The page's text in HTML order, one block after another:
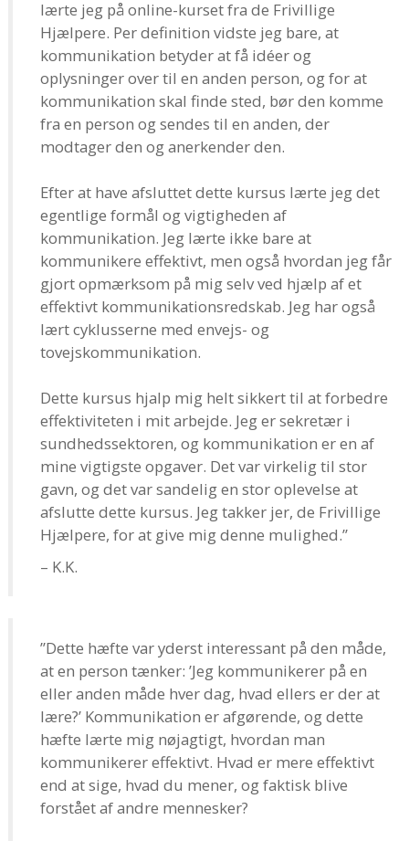
lærte jeg på online-kurset fra de Frivillige
Hjælpere. Per definition vidste jeg bare, at
kommunikation betyder at få idéer og
oplysninger over til en anden person, og for at
kommunikation skal finde sted, bør den komme
fra en person og sendes til en anden, der
modtager den og anerkender den.
Efter at have afsluttet dette kursus lærte jeg det
egentlige formål og vigtigheden af
kommunikation. Jeg lærte ikke bare at
kommunikere effektivt, men også hvordan jeg får
gjort opmærksom på mig selv ved hjælp af et
effektivt kommunikationsredskab. Jeg har også
lært cyklusserne med envejs- og
tovejskommunikation.
Dette kursus hjalp mig helt sikkert til at forbedre
effektiviteten i mit arbejde. Jeg er sekretær i
sundhedssektoren, og kommunikation er en af
mine vigtigste opgaver. Det var virkelig til stor
gavn, og det var sandelig en stor oplevelse at
afslutte dette kursus. Jeg takker jer, de Frivillige
Hjælpere, for at give mig denne mulighed.”
– K.K.
”Dette hæfte var yderst interessant på den måde,
at en person tænker: ’Jeg kommunikerer på en
eller anden måde hver dag, hvad ellers er der at
lære?’ Kommunikation er afgørende, og dette
hæfte lærte mig nøjagtigt, hvordan man
kommunikerer effektivt. Hvad er mere effektivt
end at sige, hvad du mener, og faktisk blive
forstået af andre mennesker?